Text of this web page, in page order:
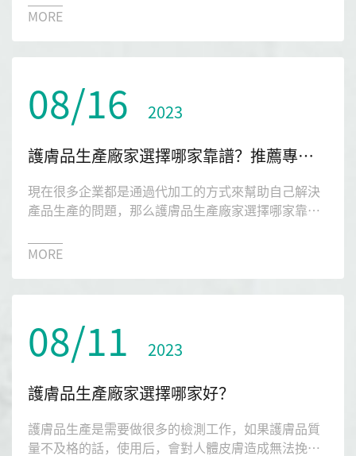
很多廠家，那么這些廠家怎么樣?下文為您解答一二。
MORE
08/16
2023
護膚品生產廠家選擇哪家靠譜？推薦專業的護膚品生產廠家
現在很多企業都是通過代加工的方式來幫助自己解決
產品生產的問題，那么護膚品生產廠家選擇哪家靠
的琉璃光生物。
MORE
08/11
2023
護膚品生產廠家選擇哪家好？
護膚品生產是需要做很多的檢測工作，如果護膚品質
量不及格的話，使用后，會對人體皮膚造成無法挽回